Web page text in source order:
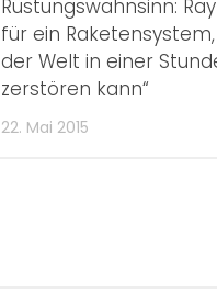
Rüstungswahnsinn:
für ein
der Welt in einer
zerstören kann“
22. Mai 2015